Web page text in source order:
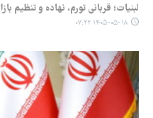
لبنیات؛ قربانی تورم، نهاده و تنظیم
۱۴۰۵-۰۵-۱۸ ۰۷:۲۲